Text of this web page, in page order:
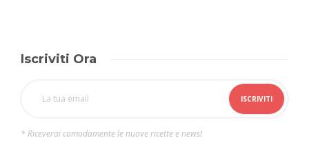
Iscriviti Ora
* Riceverai comodamente le nuove ricette e news!